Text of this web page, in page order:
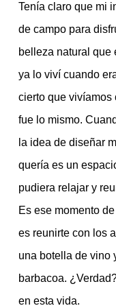
Tenía claro que mi
de campo para
belleza natural que
ya lo viví cuando
cierto que vivíamos
fue lo mismo.
la idea de diseñar
quería es un
pudiera relajar y
Es ese momento
es reunirte con los
una botella de vino
barbacoa.
en esta vida.